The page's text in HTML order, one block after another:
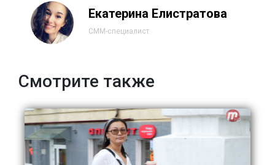
Екатерина Елистратова
СММ-специалист
Смотрите также